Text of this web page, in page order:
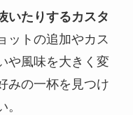
いたりするカスタ
ットの追加やカス
や風味を大きく変
みの一杯を見つけ